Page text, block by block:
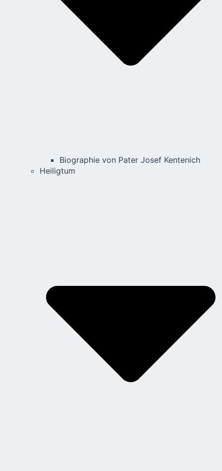
Biographie von Pater Josef Kentenich
Heiligtum